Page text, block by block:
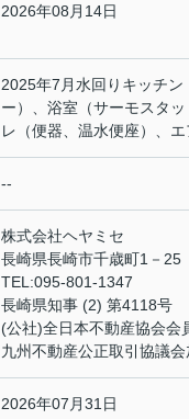
2026年08月14日
2025年7月水回りキッチン
ー）、浴室（サーモスタ
レ（便器、温水便座）、エ
--
株式会社ヘヤミセ
長崎県長崎市千歳町1－25
TEL:095-801-1347
長崎県知事 (2) 第4118号
(公社)全日本不動産協会会
九州不動産公正取引協議会
2026年07月31日